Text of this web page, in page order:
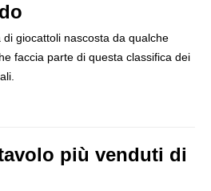
giocattoli nascosta da qualche
faccia parte di questa classifica dei
più venduti di